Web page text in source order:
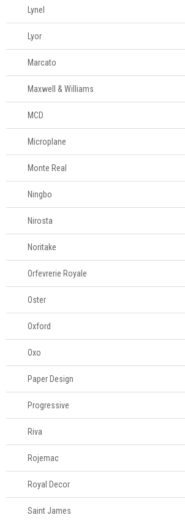
Lynel
Lyor
Marcato
Maxwell & Williams
MCD
Microplane
Monte Real
Ningbo
Nirosta
Noritake
Orfevrerie Royale
Oster
Oxford
Oxo
Paper Design
Progressive
Riva
Rojemac
Royal Decor
Saint James